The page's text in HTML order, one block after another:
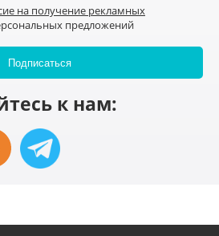
на получение рекламных
предложений
к нам: